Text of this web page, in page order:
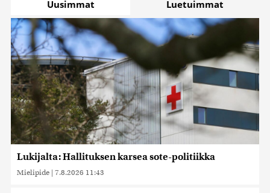
Uusimmat Luetuimmat
Lukijalta: Hallituksen karsea sote-politiikka
Mielipide | 7.8.2026 11:43